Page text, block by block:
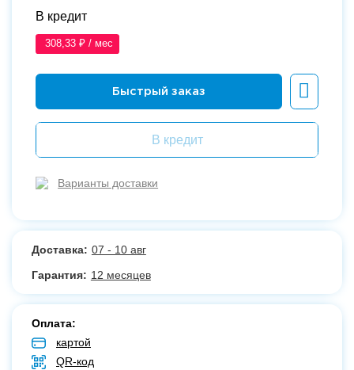
В кредит
308,33 ₽ / мес
В кредит
Варианты доставки
Доставка: 07 - 10 авг
Гарантия: 12 месяцев
Оплата:
картой
QR-код